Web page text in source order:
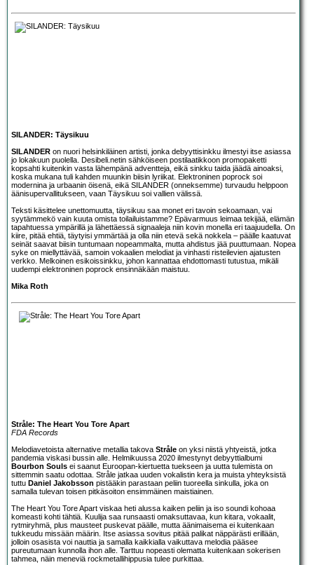
SILANDER: Täysikuu
SILANDER on nuori helsinkiläinen artisti, jonka debyyttisinkku ilmestyi itse asiassa
jo lokakuun puolella. Desibeli.netin sähköiseen postilaatikkoon promopaketti
kopsahti kuitenkin vasta lähempänä adventteja, eikä sinkku taida jäädä ainoaksi,
koska mukana tuli kahden muunkin biisin lyriikat. Elektroninen poprock soi
modernina ja urbaanin öisenä, eikä SILANDER (onneksemme) turvaudu helppoon
äänisupervallitukseen, vaan Täysikuu soi vallien välissä.
Teksti käsittelee unettomuutta, täysikuu saa monet eri tavoin sekoamaan, vai
syytämmekö vain kuuta omista toilailuistamme? Epävarmuus leimaa tekijää, elämän
tapahtuessa ympärillä ja lähettäessä signaaleja niin kovin monella eri taajuudella. On
kiire, pitää ehtiä, täytyisi ymmärtää ja olla niin etevä sekä nokkela – päälle kaatuvat
seinät saavat biisin tuntumaan nopeammalta, mutta ahdistus jää puuttumaan. Nopea
syke on miellyttävää, samoin vokaalien melodiat ja vinhasti risteilevien ajatusten
verkko. Melkoinen esikoissinkku, johon kannattaa ehdottomasti tutustua, mikäli
uudempi elektroninen poprock ensinnäkään maistuu.
Mika Roth
Stråle: The Heart You Tore Apart
FDA Records
Melodiavetoista alternative metallia takova Stråle on yksi niistä yhtyeistä, jotka
pandemia viskasi bussin alle. Helmikuussa 2020 ilmestynyt debyyttialbumi
Bourbon Souls ei saanut Euroopan-kiertuetta tuekseen ja uutta tulemista on
sittemmin saatu odottaa. Stråle jatkaa uuden vokalistin kera ja muista yhteyksistä
tuttu Daniel Jakobsson pistääkin parastaan peliin tuoreella sinkulla, joka on
samalla tulevan toisen pitkäsoiton ensimmäinen maistiainen.
The Heart You Tore Apart viskaa heti alussa kaiken peliin ja iso soundi kohoaa
komeasti kohti tähtiä. Kuulija saa runsaasti omaksuttavaa, kun kitara, vokaalit,
rytmiryhmä, plus mausteet puskevat päälle, mutta äänimaisema ei kuitenkaan
tukkeudu missään määrin. Itse asiassa sovitus pitää palikat näppärästi erillään,
jolloin osasista voi nauttia ja samalla kaikkialla vaikuttava melodia pääsee
pureutumaan kunnolla ihon alle. Tarttuu nopeasti olematta kuitenkaan sokerisen
tahmea, näin meneviä rockmetallihippusia tulee purkittaa.